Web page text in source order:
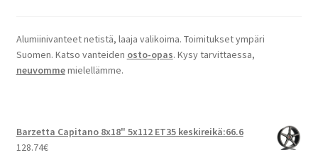
Alumiinivanteet netistä, laaja valikoima. Toimitukset ympäri
Suomen. Katso vanteiden osto-opas. Kysy tarvittaessa,
neuvommemielellämme.
Barzetta Capitano 8x18" 5x112 ET35 keskireikä:66.6
128.74€